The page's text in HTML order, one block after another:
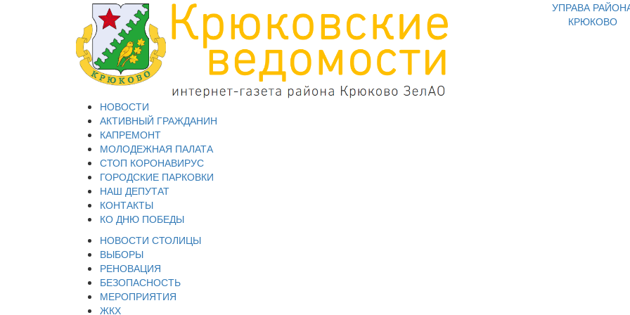
УПРАВА
КРЮКОВО
НОВОСТИ
АКТИВНЫЙ ГРАЖДАНИН
КАПРЕМОНТ
МОЛОДЕЖНАЯ ПАЛАТА
СТОП КОРОНАВИРУС
ГОРОДСКИЕ ПАРКОВКИ
НАШ ДЕПУТАТ
КОНТАКТЫ
КО ДНЮ ПОБЕДЫ
НОВОСТИ СТОЛИЦЫ
ВЫБОРЫ
РЕНОВАЦИЯ
БЕЗОПАСНОСТЬ
МЕРОПРИЯТИЯ
ЖКХ